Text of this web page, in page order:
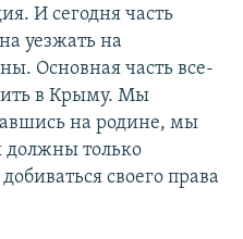
И сегодня часть
уезжать на
Основная часть все-
в Крыму. Мы
на родине, мы
только
своего права